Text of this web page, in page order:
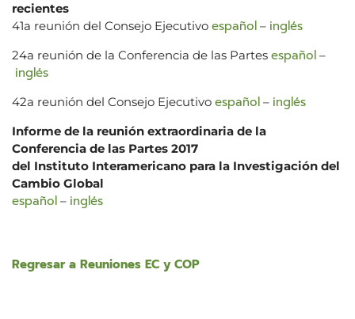
recientes
41a reunión del Consejo Ejecutivo español – inglés
24a reunión de la Conferencia de las Partes español –
inglés
42a reunión del Consejo Ejecutivo español – inglés
Informe de la reunión extraordinaria de la
Conferencia de las Partes 2017
del Instituto Interamericano para la Investigación del
Cambio Global
español – inglés
Regresar a Reuniones EC y COP